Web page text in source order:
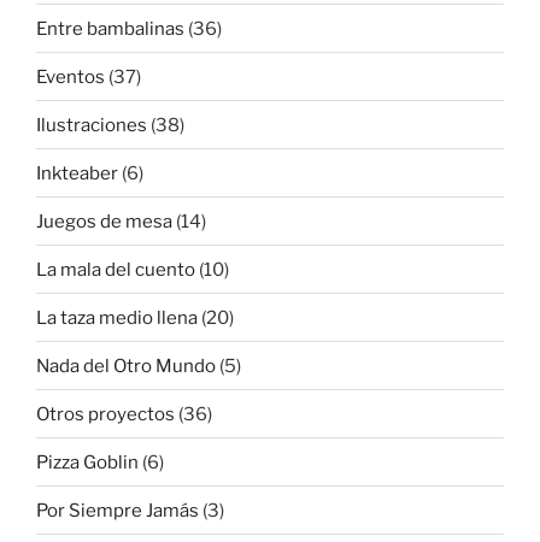
Entre bambalinas (36)
Eventos (37)
Ilustraciones (38)
Inkteaber (6)
Juegos de mesa (14)
La mala del cuento (10)
La taza medio llena (20)
Nada del Otro Mundo (5)
Otros proyectos (36)
Pizza Goblin (6)
Por Siempre Jamás (3)